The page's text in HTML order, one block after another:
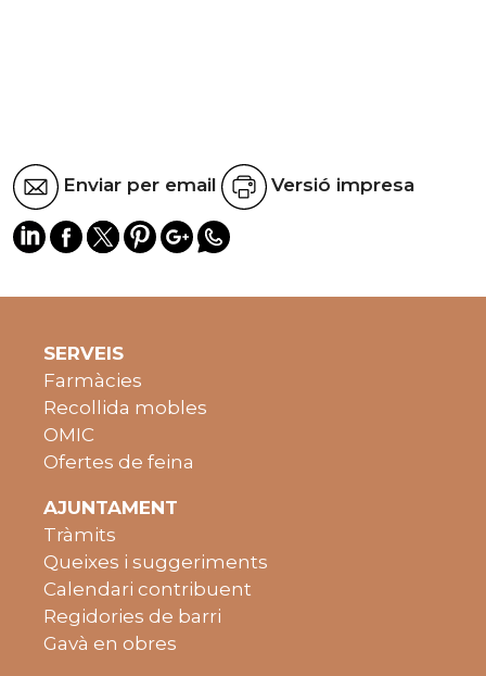
Enviar per email Versió impresa
SERVEIS
Farmàcies
Recollida mobles
OMIC
Ofertes de feina
AJUNTAMENT
Tràmits
Queixes i suggeriments
Calendari contribuent
Regidories de barri
Gavà en obres